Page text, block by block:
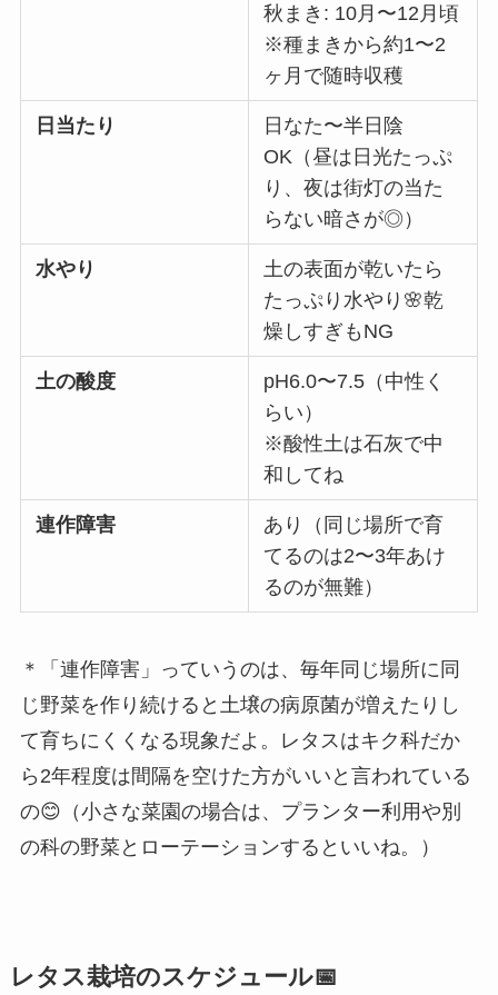
秋まき: 10月〜12月頃
※種まきから約1〜2
ヶ月で随時収穫
日当たり
日なた〜半日陰
OK（昼は日光たっぷ
り、夜は街灯の当た
らない暗さが◎）
水やり
土の表面が乾いたら
たっぷり水やり🌸乾
燥しすぎもNG
土の酸度
pH6.0〜7.5（中性く
らい）
※酸性土は石灰で中
和してね
連作障害
あり（同じ場所で育
てるのは2〜3年あけ
るのが無難）
＊「連作障害」っていうのは、毎年同じ場所に同
じ野菜を作り続けると土壌の病原菌が増えたりし
て育ちにくくなる現象だよ。レタスはキク科だか
ら2年程度は間隔を空けた方がいいと言われている
の😊（小さな菜園の場合は、プランター利用や別
の科の野菜とローテーションするといいね。）
レタス栽培のスケジュール📅